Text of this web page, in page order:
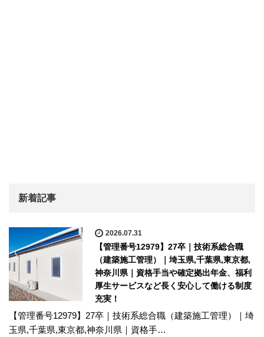
新着記事
2026.07.31
【管理番号12979】27卒｜技術系総合職
（建築施工管理）｜埼玉県,千葉県,東京都,
神奈川県｜資格手当や確定拠出年金、福利
厚生サービスなど長く安心して働ける制度
充実！
【管理番号12979】27卒｜技術系総合職（建築施工管理）｜埼
玉県,千葉県,東京都,神奈川県｜資格手…